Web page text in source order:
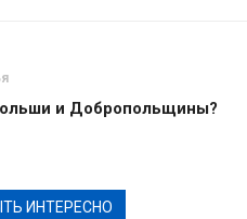
и Добропольщины?
ИНТЕРЕСНО